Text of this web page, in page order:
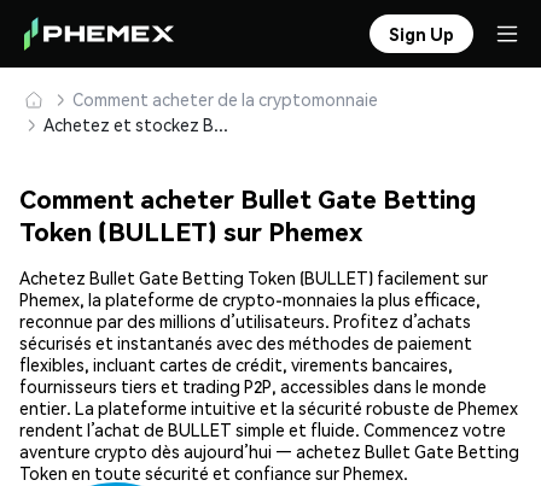
Sign Up
Comment acheter de la cryptomonnaie
Achetez et stockez Bullet Gate Betting Token (BULLET) en toute sécurité
Comment acheter Bullet Gate Betting
Token (BULLET) sur Phemex
Achetez Bullet Gate Betting Token (BULLET) facilement sur
Phemex, la plateforme de crypto-monnaies la plus efficace,
reconnue par des millions d’utilisateurs. Profitez d’achats
sécurisés et instantanés avec des méthodes de paiement
flexibles, incluant cartes de crédit, virements bancaires,
fournisseurs tiers et trading P2P, accessibles dans le monde
entier. La plateforme intuitive et la sécurité robuste de Phemex
rendent l’achat de BULLET simple et fluide. Commencez votre
aventure crypto dès aujourd’hui — achetez Bullet Gate Betting
Token en toute sécurité et confiance sur Phemex.